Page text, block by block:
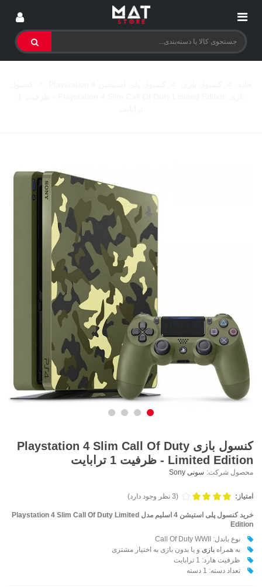
کنسول بازی Playstation 4 Slim Call Of Duty
Limited Edition - ظرفیت 1 ترابایت
محصول شرکت: سونی Sony
امتیاز: (3 نظر وجود دارد)
خرید کنسول پلی استیشن 4 اسلیم مدل Playstation 4 Slim Call Of Duty Limited
Edition
نوع باندل: Call Of Duty WWII
به همراهبازی و یا بدون بازی به اختیار مشتری
ظرفیت هارد: 1 ترابایت
تعداد دسته: 1 دسته